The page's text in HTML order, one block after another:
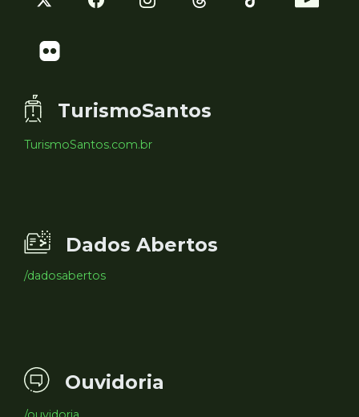
TurismoSantos
TurismoSantos.com.br
Dados Abertos
/dadosabertos
Ouvidoria